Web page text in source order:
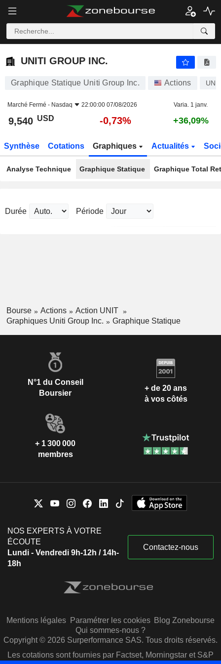
UNITI GROUP INC.
UNITI GROUP INC.
Graphique Statique Uniti Group Inc. Actions
Marché Fermé - Nasdaq 22:00:00 07/08/2026 Varia. 1 janv.
9,540 USD -0,73% +36,09%
Synthèse Cotations Graphiques Actualités
Analyse Technique Graphique Statique Graphique Total
Durée Période
Bourse Actions
Action UNIT
Graphiques Uniti Group Inc.
Graphique Statique
N°1 du Conseil
Boursier
+ de 20 ans
à vos côtés
+ 1 300 000
membres
NOS EXPERTS À VOTRE
ÉCOUTE
Lundi - Vendredi 9h-12h / 14h-
18h
Contactez-nous
Mentions légales Paramétrer les cookies Blog Zonebourse
Qui sommes-nous ?
Copyright © 2026 Surperformance SAS. Tous droits réservés.
Les cotations sont fournies par Factset, Morningstar et S&P